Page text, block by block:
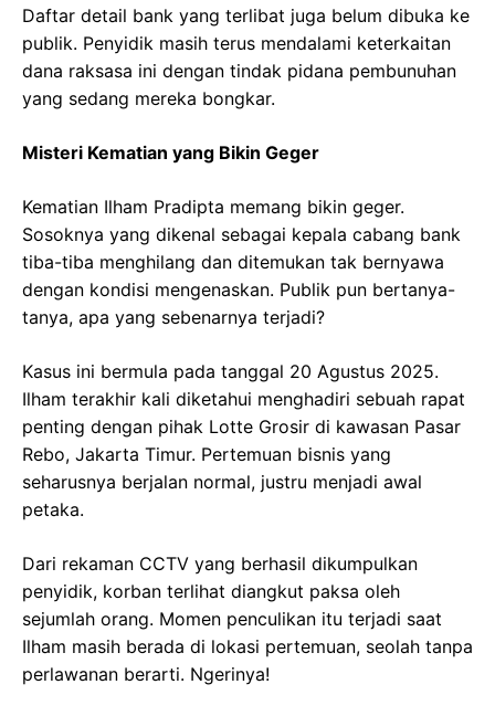
Daftar detail bank yang terlibat juga belum dibuka ke
publik. Penyidik masih terus mendalami keterkaitan
dana raksasa ini dengan tindak pidana pembunuhan
yang sedang mereka bongkar.
Misteri Kematian yang Bikin Geger
Kematian Ilham Pradipta memang bikin geger.
Sosoknya yang dikenal sebagai kepala cabang bank
tiba-tiba menghilang dan ditemukan tak bernyawa
dengan kondisi mengenaskan. Publik pun bertanya-
tanya, apa yang sebenarnya terjadi?
Kasus ini bermula pada tanggal 20 Agustus 2025.
Ilham terakhir kali diketahui menghadiri sebuah rapat
penting dengan pihak Lotte Grosir di kawasan Pasar
Rebo, Jakarta Timur. Pertemuan bisnis yang
seharusnya berjalan normal, justru menjadi awal
petaka.
Dari rekaman CCTV yang berhasil dikumpulkan
penyidik, korban terlihat diangkut paksa oleh
sejumlah orang. Momen penculikan itu terjadi saat
Ilham masih berada di lokasi pertemuan, seolah tanpa
perlawanan berarti. Ngerinya!